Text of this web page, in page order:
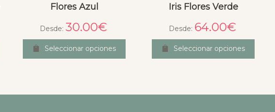
Flores Azul
Desde:30.00€
Seleccionar opciones
Iris Flores Verde
Desde: 64.00€
Seleccionar opciones